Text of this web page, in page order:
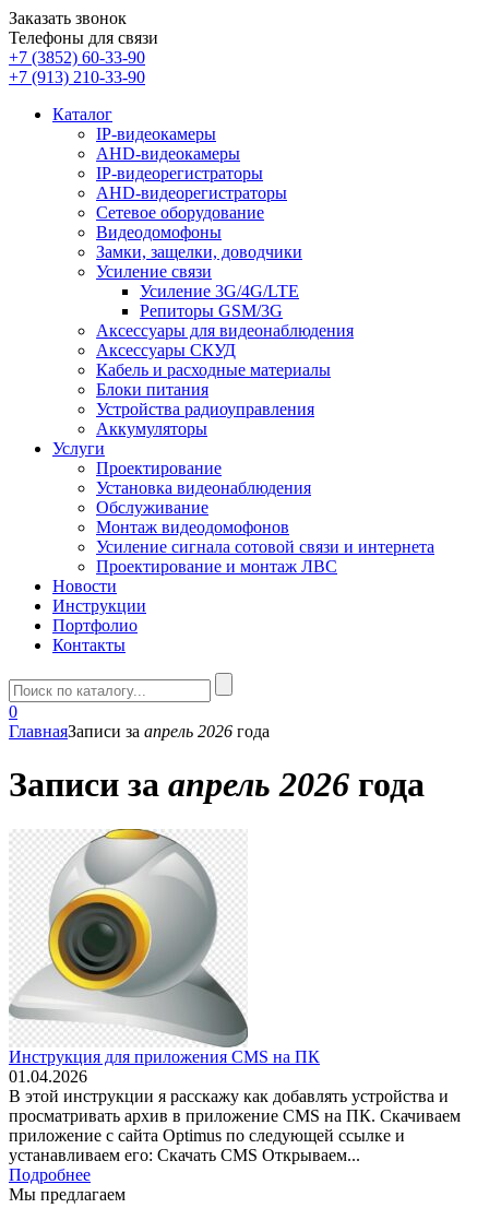
Заказать звонок
Телефоны для связи
+7 (3852) 60-33-90
+7 (913) 210-33-90
Каталог
IP-видеокамеры
AHD-видеокамеры
IP-видеорегистраторы
AHD-видеорегистраторы
Сетевое оборудование
Видеодомофоны
Замки, защелки, доводчики
Усиление связи
Усиление 3G/4G/LTE
Репиторы GSM/3G
Аксессуары для видеонаблюдения
Аксессуары СКУД
Кабель и расходные материалы
Блоки питания
Устройства радиоуправления
Аккумуляторы
Услуги
Проектирование
Установка видеонаблюдения
Обслуживание
Монтаж видеодомофонов
Усиление сигнала сотовой связи и интернета
Проектирование и монтаж ЛВС
Новости
Инструкции
Портфолио
Контакты
0
ГлавнаяЗаписи за апрель 2026 года
Записи за апрель 2026 года
Инструкция для приложения CMS на ПК
01.04.2026
В этой инструкции я расскажу как добавлять устройства и
просматривать архив в приложение CMS на ПК. Скачиваем
приложение с сайта Optimus по следующей ссылке и
устанавливаем его: Скачать CMS Открываем...
Подробнее
Мы предлагаем